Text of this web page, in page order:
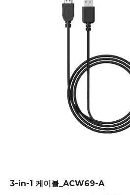
3-in-1 케이블_ACW69-A